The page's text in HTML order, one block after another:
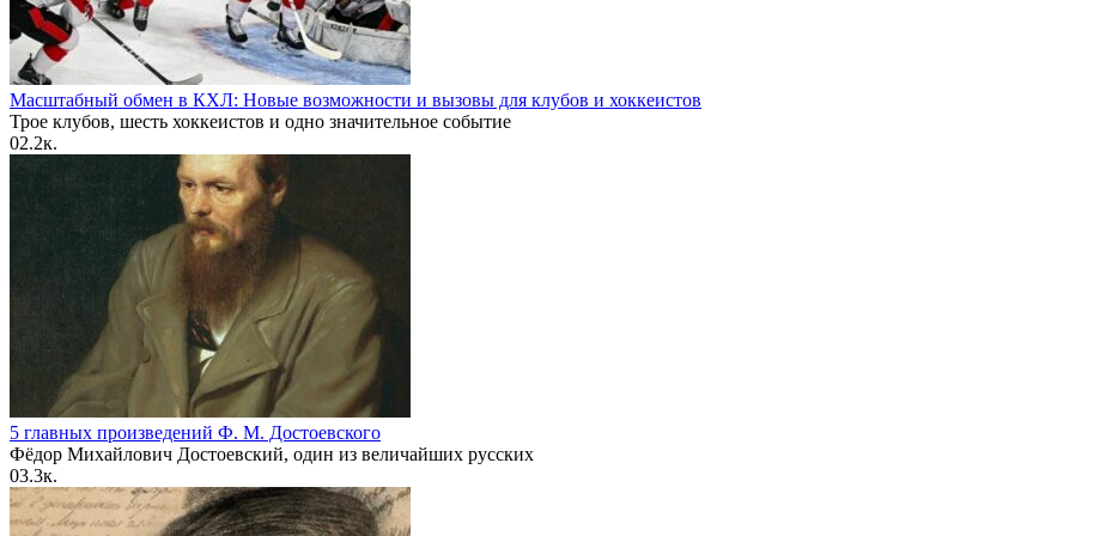
Масштабный обмен в КХЛ: Новые возможности и вызовы для клубов и хоккеистов
Трое клубов, шесть хоккеистов и одно значительное событие
02.2к.
5 главных произведений Ф. М. Достоевского
Фёдор Михайлович Достоевский, один из величайших русских
03.3к.